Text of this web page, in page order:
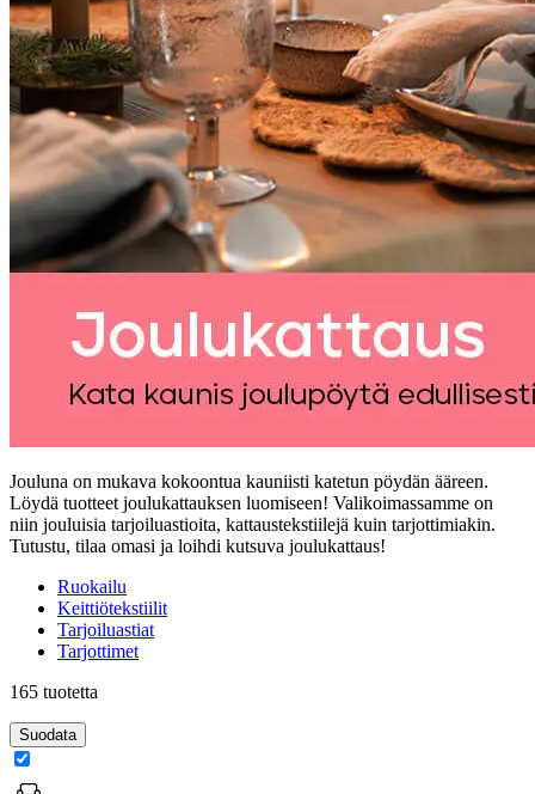
Jouluna on mukava kokoontua kauniisti katetun pöydän ääreen.
Löydä tuotteet joulukattauksen luomiseen! Valikoimassamme on
niin jouluisia tarjoiluastioita, kattaustekstiilejä kuin tarjottimiakin.
Tutustu, tilaa omasi ja loihdi kutsuva joulukattaus!
Ruokailu
Keittiötekstiilit
Tarjoiluastiat
Tarjottimet
165 tuotetta
Suodata